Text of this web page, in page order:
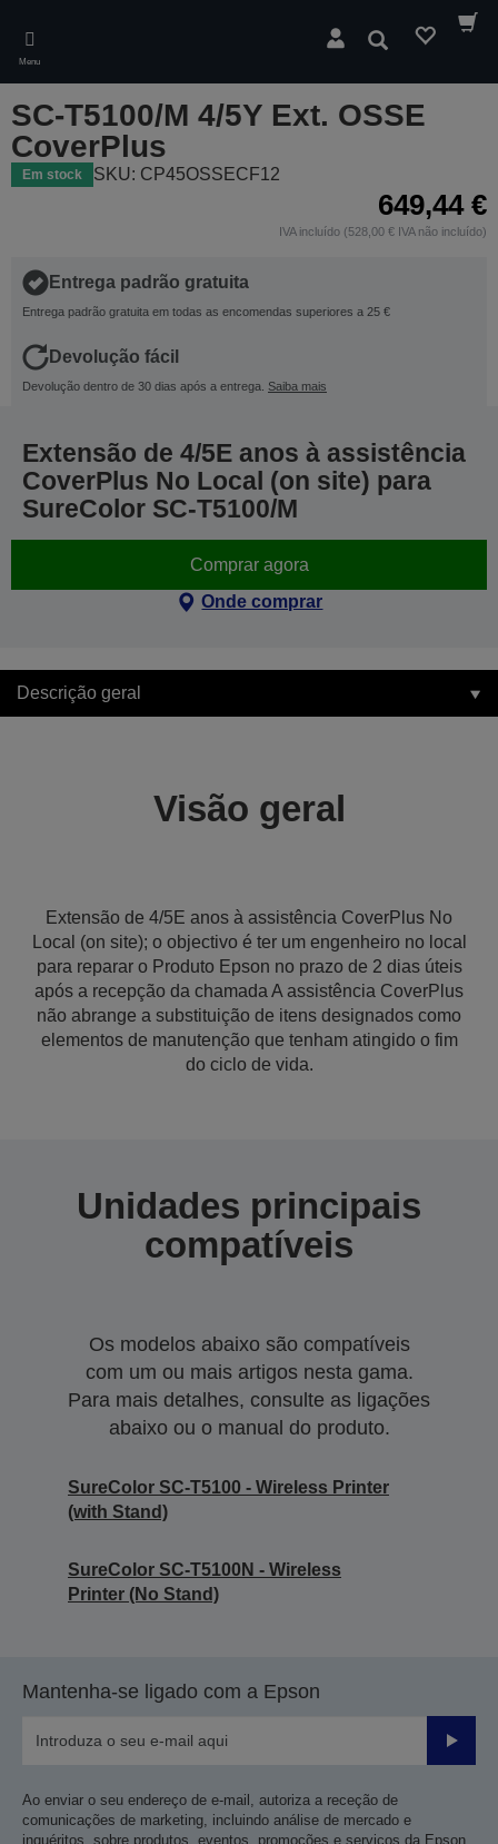
main
content
Menu
Pesquisar
SC-T5100/M 4/5Y Ext. OSSE
CoverPlus
Em stock SKU: CP45OSSECF12
649,44 €
IVA incluído (528,00 € IVA não incluído)
Entrega padrão gratuita
Entrega padrão gratuita em todas as encomendas superiores a 25 €
Devolução fácil
Devolução dentro de 30 dias após a entrega. Saiba mais
Extensão de 4/5E anos à assistência
CoverPlus No Local (on site) para
SureColor SC-T5100/M
Comprar agora
Onde comprar
Descrição geral
Visão geral
Extensão de 4/5E anos à assistência CoverPlus No
Local (on site); o objectivo é ter um engenheiro no local
para reparar o Produto Epson no prazo de 2 dias úteis
após a recepção da chamada A assistência CoverPlus
não abrange a substituição de itens designados como
elementos de manutenção que tenham atingido o fim
do ciclo de vida.
Unidades principais
compatíveis
Os modelos abaixo são compatíveis
com um ou mais artigos nesta gama.
Para mais detalhes, consulte as ligações
abaixo ou o manual do produto.
SureColor SC-T5100 - Wireless Printer
(with Stand)
SureColor SC-T5100N - Wireless
Printer (No Stand)
Mantenha-se ligado com a Epson
Enviar
Ao enviar o seu endereço de e-mail, autoriza a receção de
comunicações de marketing, incluindo análise de mercado e
inquéritos, sobre produtos, eventos, promoções e serviços da Epson